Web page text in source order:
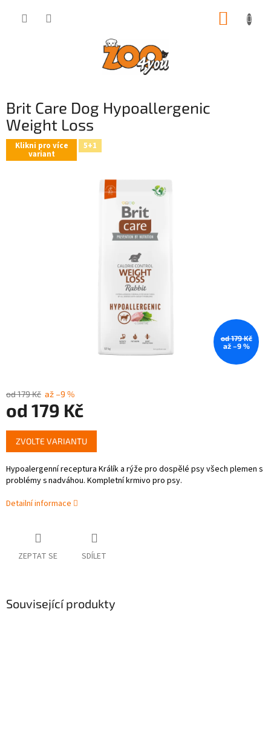
Brit Care Dog Hypoallergenic
Weight Loss
Klikni pro více
variant
5+1
od 179 Kč
až –9 %
od 179 Kč až –9 %
od 179 Kč
Měrná
cena:
ZVOLTE VARIANTU
Hypoalergenní receptura Králík a rýže pro dospělé psy všech plemen s
problémy s nadváhou. Kompletní krmivo pro psy.
Detailní informace
ZEPTAT SE SDÍLET
Související produkty